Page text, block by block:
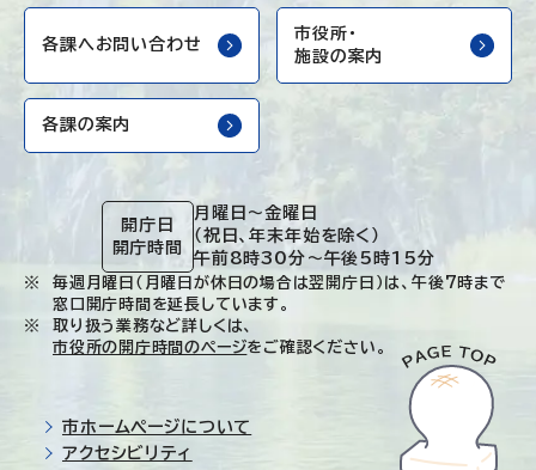
各課へお問い合わせ
市役所・
施設の案内
各課の案内
開庁日
開庁時間
月曜日～金曜日
（祝日、年末年始を除く）
午前8時30分～午後5時15分
毎週月曜日（月曜日が休日の場合は翌開庁日）は、午後7時まで
窓口開庁時間を延長しています。
取り扱う業務など詳しくは、
市役所の開庁時間のページをご確認ください。
市ホームページについて
アクセシビリティ